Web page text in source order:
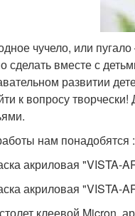
чучело, или
сделать вместе с
развитии
к вопросу
нам понадобятся :
акриловая "VISTA-
акриловая "VISTA-